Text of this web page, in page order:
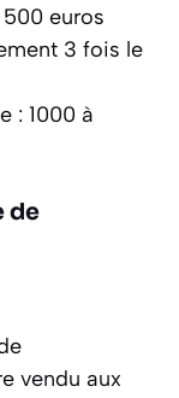
euros
3 fois le
: 1000 à
de
vendu aux